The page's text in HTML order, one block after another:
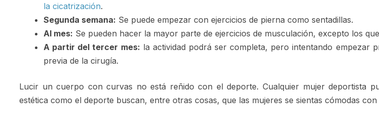
la cicatrización.
Segunda semana: Se puede empezar con ejercicios de pierna como sentadillas.
Al mes: Se pueden hacer la mayor parte de ejercicios de musculación, excepto los
A partir del tercer mes: la actividad podrá ser completa, pero intentando empezar
previa de la cirugía.
Lucir un cuerpo con curvas no está reñido con el deporte. Cualquier mujer deportista
estética como el deporte buscan, entre otras cosas, que las mujeres se sientas cómodas